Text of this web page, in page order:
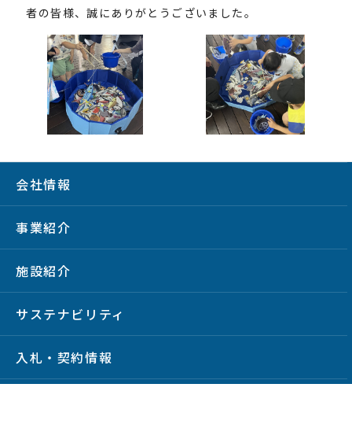
者の皆様、誠にありがとうございました。
会社情報
事業紹介
施設紹介
サステナビリティ
入札・契約情報